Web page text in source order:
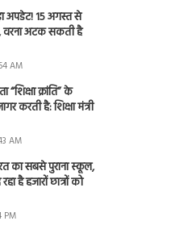
अपडेट! 15 अगस्त से
अटक सकती है
AM
“शिक्षा क्रांति” के
करती है: शिक्षा मंत्री
AM
का सबसे पुराना स्कूल,
है हजारों छात्रों को
PM